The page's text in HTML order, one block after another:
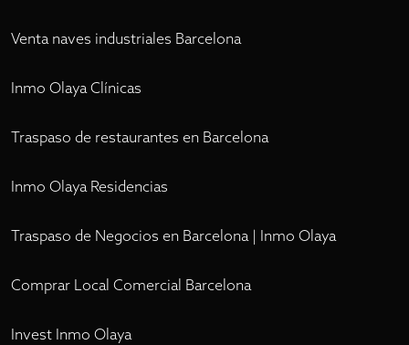
Venta naves industriales Barcelona
Inmo Olaya Clínicas
Traspaso de restaurantes en Barcelona
Inmo Olaya Residencias
Traspaso de Negocios en Barcelona | Inmo Olaya
Comprar Local Comercial Barcelona
Invest Inmo Olaya